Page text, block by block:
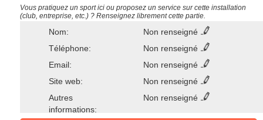
Vous pratiquez un sport ici ou proposez un service sur cette installation
(club, entreprise, etc.) ? Renseignez librement cette partie.
Nom:
Non renseigné
Téléphone:
Non renseigné
Email:
Non renseigné
Site web:
Non renseigné
Autres
informations:
Non renseigné